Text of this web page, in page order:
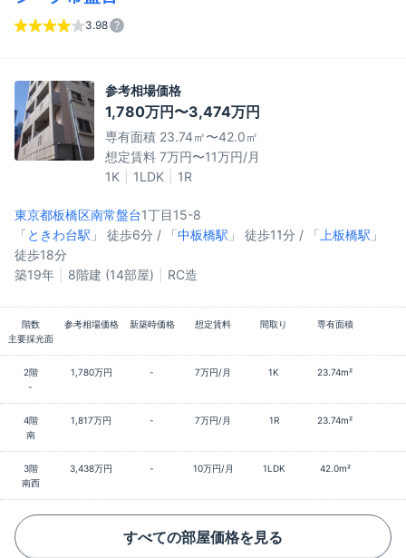
3.98
参考相場価格
1,780万円〜3,474万円
専有面積 23.74㎡〜42.0㎡
想定賃料 7万円〜11万円/月
1K
1LDK 1R
東京都板橋区南常盤台1丁目15-8
「ときわ台駅 」 徒歩6分 / 「中板橋駅 」 徒歩11分 / 「 上板橋駅 」
徒歩18分
築19年
8階建 (14部屋) RC造
階数 参考相場価格 新築時価格 想定賃料 間取り
専有面積
主要採光面
2階 1,780万円 - 7万円/月 1K
23.74m²
-
4階 1,817万円 - 7万円/月 1R
23.74m²
南
3階 3,438万円 - 10万円/月 1LDK
42.0m²
南西
すべての部屋価格を見る